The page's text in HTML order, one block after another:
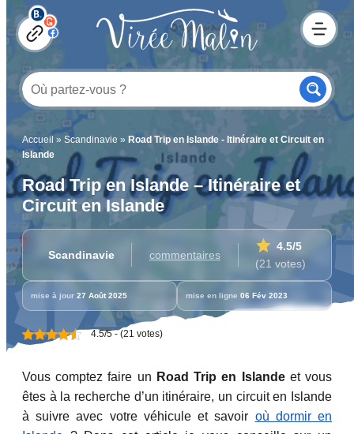
Accueil » Scandinavie » Road Trip en Islande - Itinéraire et Circuit en
Islande
Road Trip en Islande – Itinéraire et
Circuit en Islande
Scandinavie commentaires
4.5/5
(21 votes)
mise à jour 27 Août 2025 mise en ligne 06 Fév 2023
4.5/5 - (21 votes)
Vous comptez faire un Road Trip en Islandeet vous
êtes à la recherche d’un itinéraire, un circuit en Islande
à suivre avec votre véhicule et savoir où dormir en